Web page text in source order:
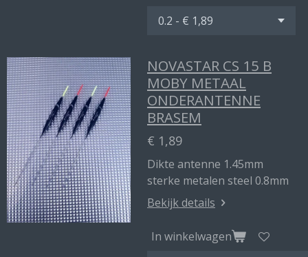
NOVASTAR CS 15 B
MOBY METAAL
ONDERANTENNE
BRASEM
€ 1,89
Dikte antenne 1.45mm
sterke metalen steel 0.8mm
Bekijk details
In winkelwagen